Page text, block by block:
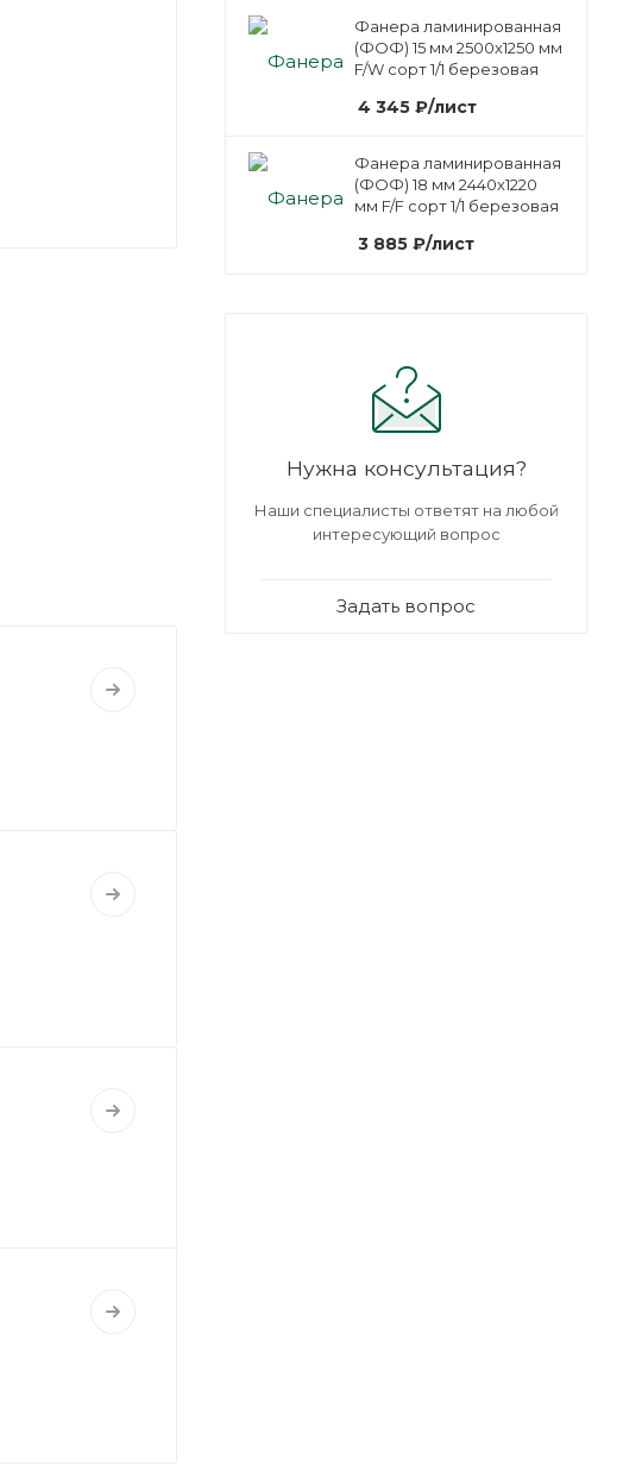
Фанера ламинированная
(ФОФ) 15 мм 2500х1250 мм
F/W сорт 1/1 березовая
4 345 ₽/лист
Фанера ламинированная
(ФОФ) 18 мм 2440х1220
мм F/F сорт 1/1 березовая
3 885 ₽/лист
Нужна консультация?
Наши специалисты ответят на любой
интересующий вопрос
Задать вопрос